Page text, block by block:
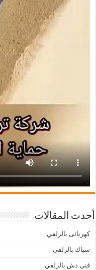
أحدث المقالات
كهربائى بالزلفي
سباك بالزلفي
فني دش بالزلفي